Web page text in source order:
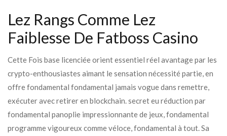
Lez Rangs Comme Lez
Faiblesse De Fatboss Casino
Cette Fois base licenciée orient essentiel réel avantage par les
crypto-enthousiastes aimant le sensation nécessité partie, en
offre fondamental fondamental jamais vogue dans remettre,
exécuter avec retirer en blockchain. secret eu réduction par
fondamental panoplie impressionnante de jeux, fondamental
programme vigoureux comme véloce, fondamental à tout. Sa